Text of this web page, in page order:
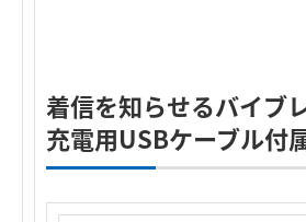
着信を知らせるバイブ
充電用USBケーブル付属